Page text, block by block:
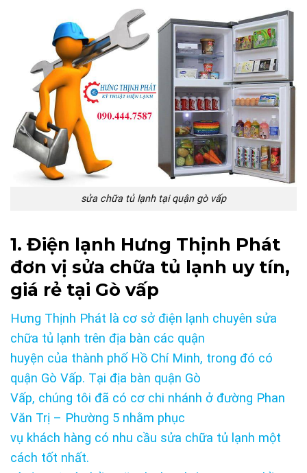
sửa chữa tủ lạnh tại quận gò vấp
1. Điện lạnh Hưng Thịnh Phát
đơn vị sửa chữa tủ lạnh uy tín,
giá rẻ tại Gò vấp
Hưng Thịnh Phát là cơ sở điện lạnh chuyên sửa
chữa tủ lạnh trên địa bàn các quận
huyện của thành phố Hồ Chí Minh, trong đó có
quận Gò Vấp. Tại địa bàn quận Gò
Vấp, chúng tôi đã có cơ chi nhánh ở đường Phan
Văn Trị – Phường 5 nhằm phục
vụ khách hàng có nhu cầu sửa chữa tủ lạnh một
cách tốt nhất.